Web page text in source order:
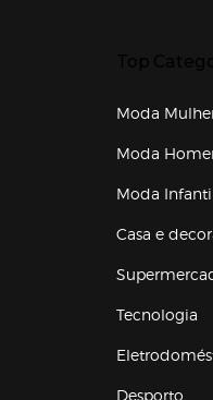
Moda
Moda
Moda
Casa e
Tecnologia
Desporto